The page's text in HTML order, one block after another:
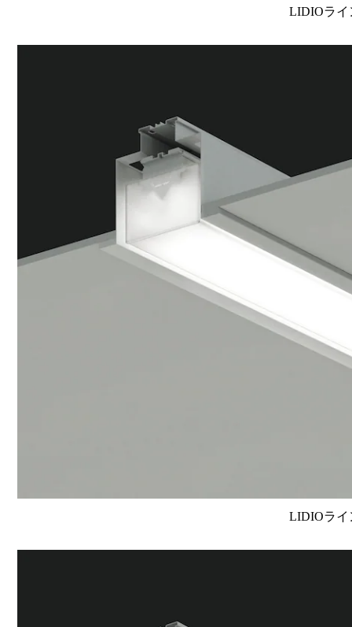
LIDIOライ
LIDIOライ